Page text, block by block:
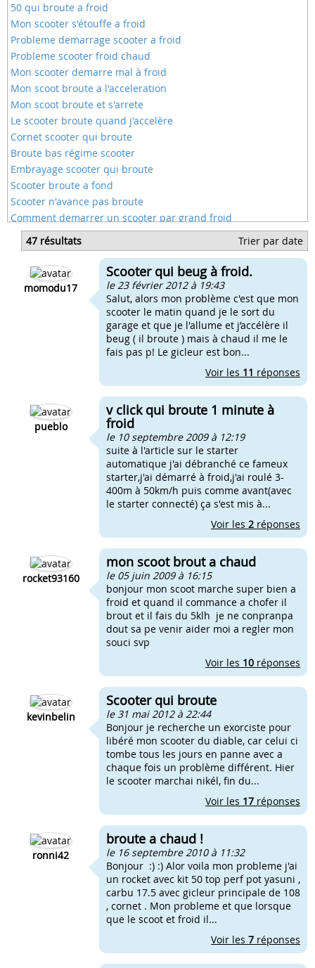
50 qui broute a froid
Mon scooter s'étouffe a froid
Probleme demarrage scooter a froid
Probleme scooter froid chaud
Mon scooter demarre mal à froid
Mon scoot broute a l'acceleration
Mon scoot broute et s'arrete
Le scooter broute quand j'accelère
Cornet scooter qui broute
Broute bas régime scooter
Embrayage scooter qui broute
Scooter broute a fond
Scooter n'avance pas broute
Comment demarrer un scooter par grand froid
Scooter ne demarre pas moteur froid
Mon scooter ne demarre pas a froid
Scooter qui ne demare pas au froid
Mon scooter broute a haut regime
47 résultats Trier par date
momodu17
Scooter qui beug à froid.
le 23 février 2012 à 19:43
Salut, alors mon problème c'est que mon
scooter le matin quand je le sort du
garage et que je l'allume et j’accélère il
beug ( il broute ) mais à chaud il me le
fais pas p! Le gicleur est bon...
Voir les 11 réponses
pueblo
v click qui broute 1 minute à
froid
le 10 septembre 2009 à 12:19
suite à l'article sur le starter
automatique j'ai débranché ce fameux
starter,j'ai démarré à froid,j'ai roulé 3-
400m à 50km/h puis comme avant(avec
le starter connecté) ça s'est mis à...
Voir les 2 réponses
rocket93160
mon scoot brout a chaud
le 05 juin 2009 à 16:15
bonjour mon scoot marche super bien a
froid et quand il commance a chofer il
brout et il fais du 5klh je ne conpranpa
dout sa pe venir aider moi a regler mon
souci svp
Voir les 10 réponses
kevinbelin
Scooter qui broute
le 31 mai 2012 à 22:44
Bonjour je recherche un exorciste pour
libéré mon scooter du diable, car celui ci
tombe tous les jours en panne avec a
chaque fois un problème différent. Hier
le scooter marchai nikél, fin du...
Voir les 17 réponses
ronni42
broute a chaud !
le 16 septembre 2010 à 11:32
Bonjour :) :) Alor voila mon probleme j'ai
un rocket avec kit 50 top perf pot yasuni ,
carbu 17.5 avec gicleur principale de 108
, cornet . Mon probleme et que lorsque
que le scoot et froid il...
Voir les 7 réponses